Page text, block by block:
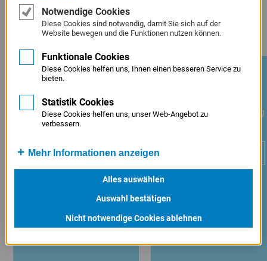
Fondsinvestment
Förderberatung
kostenfrei beraten!
Unsere Förderberatung
ist gerne für Sie da!
E-Mail:
Beratungstage
Ihrer Nahe – regelmaßig
Notwendige Cookies
Diese Cookies sind notwendig, damit Sie sich auf der
Website bewegen und die Funktionen nutzen können.
Funktionale Cookies
Diese Cookies helfen uns, Ihnen einen besseren Service zu
bieten.
Statistik Cookies
Diese Cookies helfen uns, unser Web-Angebot zu
verbessern.
Mehr Informationen anzeigen
Alles auswählen
Auswahl bestätigen
Nicht notwendige Cookies ablehnen